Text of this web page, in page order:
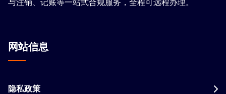
与注销、记账等一站式合规服务，全程可远程办理。
网站信息
隐私政策